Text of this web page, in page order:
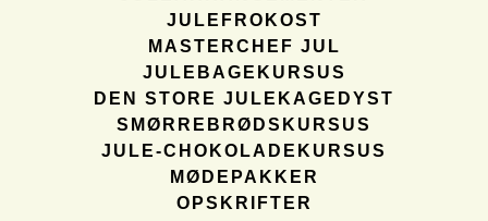
JULEFROKOST
MASTERCHEF JUL
JULEBAGEKURSUS
DEN STORE JULEKAGEDYST
SMØRREBRØDSKURSUS
JULE-CHOKOLADEKURSUS
MØDEPAKKER
OPSKRIFTER